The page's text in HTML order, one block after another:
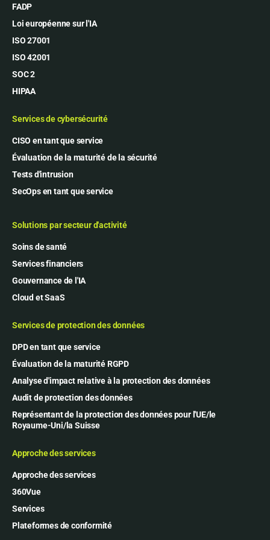
FADP
Loi européenne sur l'IA
ISO 27001
ISO 42001
SOC 2
HIPAA
Services de cybersécurité
CISO en tant que service
Évaluation de la maturité de la sécurité
Tests d'intrusion
SecOps en tant que service
Solutions par secteur d'activité
Soins de santé
Services financiers
Gouvernance de l'IA
Cloud et SaaS
Services de protection des données
DPD en tant que service
Évaluation de la maturité RGPD
Analyse d'impact relative à la protection des données
Audit de protection des données
Représentant de la protection des données pour l'UE/le
Royaume-Uni/la Suisse
Approche des services
Approche des services
360Vue
Services
Plateformes de conformité